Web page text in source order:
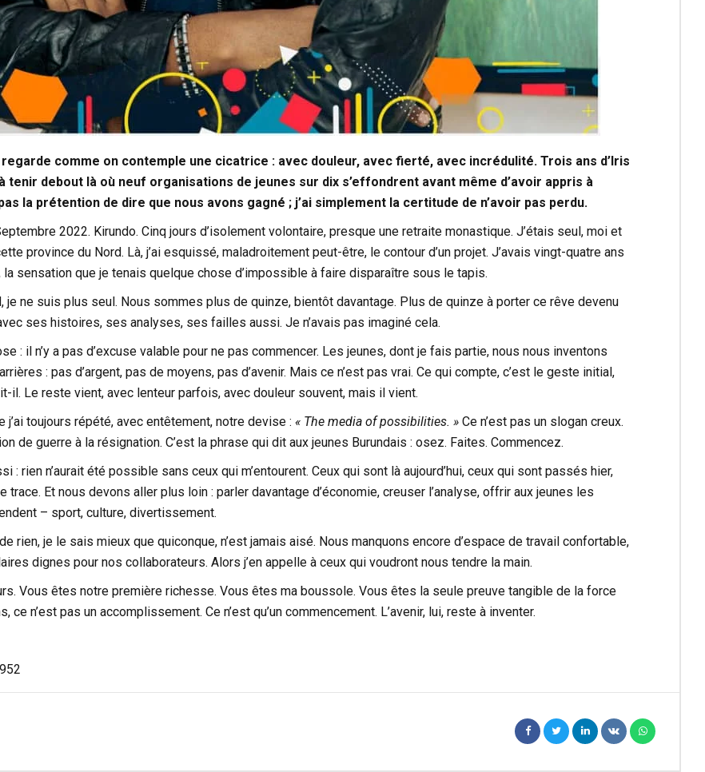
comme on contemple une cicatrice : avec douleur, avec fierté, avec incrédulité. Trois ans d’Iris
tenir debout là où neuf organisations de jeunes sur dix s’effondrent avant même d’avoir appris à
la prétention de dire que nous avons gagné ; j’ai simplement la certitude de n’avoir pas perdu.
2022. Kirundo. Cinq jours d’isolement volontaire, presque une retraite monastique. J’étais seul, moi et
province du Nord. Là, j’ai esquissé, maladroitement peut-être, le contour d’un projet. J’avais vingt-quatre ans
la sensation que je tenais quelque chose d’impossible à faire disparaître sous le tapis.
je ne suis plus seul. Nous sommes plus de quinze, bientôt davantage. Plus de quinze à porter ce rêve devenu
ses histoires, ses analyses, ses failles aussi. Je n’avais pas imaginé cela.
: il n’y a pas d’excuse valable pour ne pas commencer. Les jeunes, dont je fais partie, nous nous inventons
: pas d’argent, pas de moyens, pas d’avenir. Mais ce n’est pas vrai. Ce qui compte, c’est le geste initial,
il. Le reste vient, avec lenteur parfois, avec douleur souvent, mais il vient.
j’ai toujours répété, avec entêtement, notre devise : « The media of possibilities. »Ce n’est pas un slogan creux.
de guerre à la résignation. C’est la phrase qui dit aux jeunes Burundais : osez. Faites. Commencez.
: rien n’aurait été possible sans ceux qui m’entourent. Ceux qui sont là aujourd’hui, ceux qui sont passés hier,
trace. Et nous devons aller plus loin : parler davantage d’économie, creuser l’analyse, offrir aux jeunes les
– sport, culture, divertissement.
rien, je le sais mieux que quiconque, n’est jamais aisé. Nous manquons encore d’espace de travail confortable,
dignes pour nos collaborateurs. Alors j’en appelle à ceux qui voudront nous tendre la main.
Vous êtes notre première richesse. Vous êtes ma boussole. Vous êtes la seule preuve tangible de la force
ce n’est pas un accomplissement. Ce n’est qu’un commencement. L’avenir, lui, reste à inventer.